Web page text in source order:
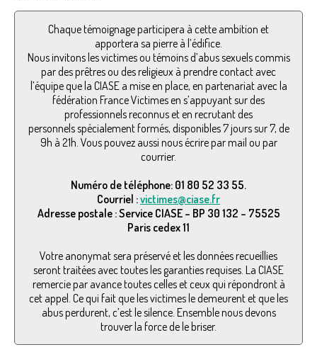
Chaque témoignage participera à cette ambition et
apportera sa pierre à l’édifice.
Nous invitons les victimes ou témoins d’abus sexuels commis
par des prêtres ou des religieux à prendre contact avec
l’équipe que la CIASE a mise en place, en partenariat avec la
fédération France Victimes en s’appuyant sur des
professionnels reconnus et en recrutant des
personnels spécialement formés, disponibles 7 jours sur 7, de
9h à 21h. Vous pouvez aussi nous écrire par mail ou par
courrier.
Numéro de téléphone: 01 80 52 33 55.
Courriel :victimes@ciase.fr
Adresse postale : Service CIASE – BP 30 132 – 75525
Paris cedex 11
Votre anonymat sera préservé et les données recueillies
seront traitées avec toutes les garanties requises. La CIASE
remercie par avance toutes celles et ceux qui répondront à
cet appel. Ce qui fait que les victimes le demeurent et que les
abus perdurent, c’est le silence. Ensemble nous devons
trouver la force de le briser.